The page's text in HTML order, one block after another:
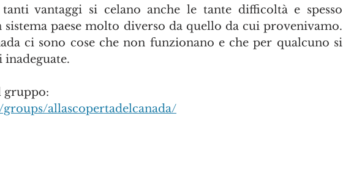
vantaggi si celano anche le tante difficoltà e spesso
sistema paese molto diverso da quello da cui provenivamo.
ci sono cose che non funzionano e che per qualcuno si
gruppo:
allascopertadelcanada/